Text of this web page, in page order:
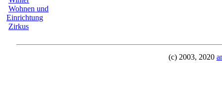
Wohnen und
Einrichtung
Zirkus
(c) 2003, 2020